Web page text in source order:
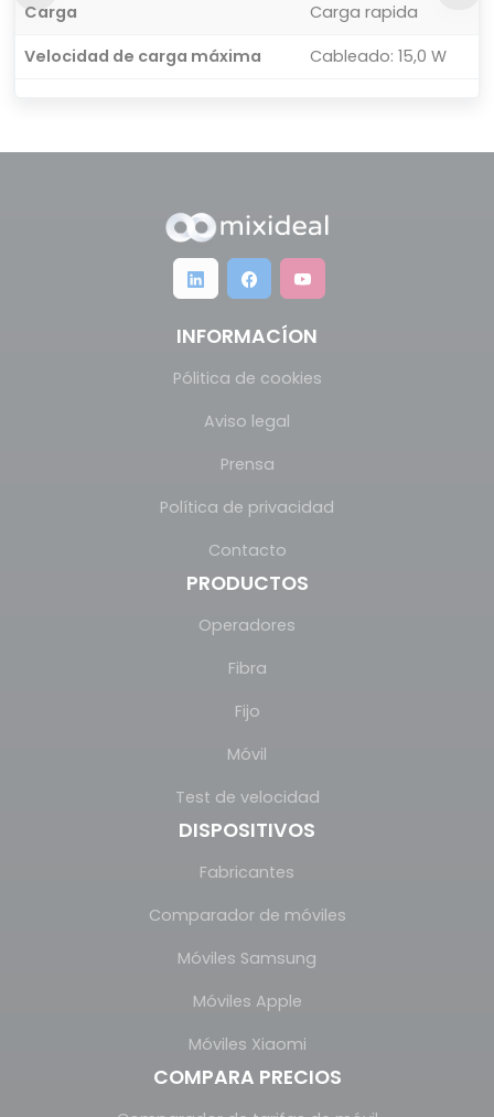
Carga
Carga rapida
Velocidad de carga máxima
Cableado: 15,0 W
INFORMACÍON
Pólitica de cookies
Aviso legal
Prensa
Política de privacidad
Contacto
PRODUCTOS
Operadores
Fibra
Fijo
Móvil
Test de velocidad
DISPOSITIVOS
Fabricantes
Comparador de móviles
Móviles Samsung
Móviles Apple
Móviles Xiaomi
COMPARA PRECIOS